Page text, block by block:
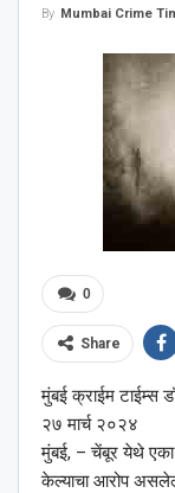
By Mumbai Crime
0
Share
मुंबई क्राईम टाईम्स
२७ मार्च २०२४
मुंबई, – चेंबूर येथे एका
केल्याचा आरोप